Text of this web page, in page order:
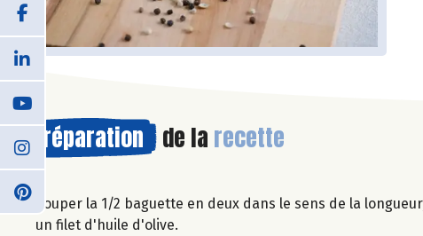
Préparation de la recette
Couper la 1/2 baguette en deux dans le sens de la
un filet d'huile d'olive.